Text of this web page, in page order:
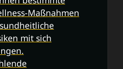
Maßnahmen
mit sich